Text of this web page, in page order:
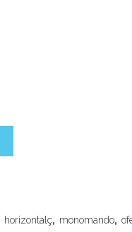
horizontalç, monomando,